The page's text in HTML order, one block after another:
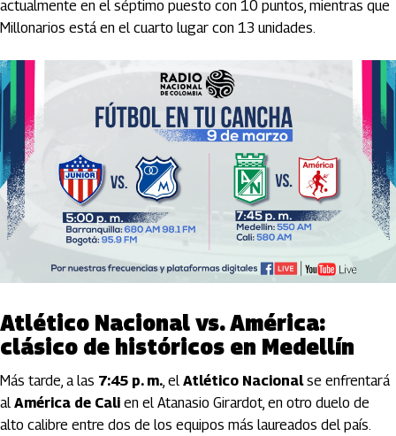
actualmente en el séptimo puesto con 10 puntos, mientras que
Millonarios está en el cuarto lugar con 13 unidades.
Atlético Nacional vs. América:
clásico de históricos en Medellín
Más tarde, a las 7:45 p. m., el Atlético Nacionalse enfrentará
al América de Cali en el Atanasio Girardot, en otro duelo de
alto calibre entre dos de los equipos más laureados del país.